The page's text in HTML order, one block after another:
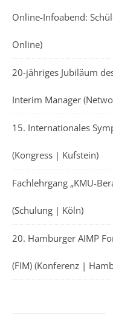
Online-Infoabend:
Online)
20-jähriges Jubiläum
Interim Manager
15. Internationales
(Kongress | Kufstein)
Fachlehrgang „KMU-
(Schulung | Köln)
20. Hamburger AIMP
(FIM) (Konferenz |